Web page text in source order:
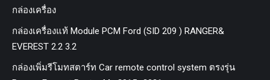
กล่องเครื่อง
กล่องเครื่องแท้ Module PCM Ford (SID 209 ) RANGER&
EVEREST 2.2 3.2
กล่องเพิ่มรีโมทสตาร์ท Car remote control system ตรงรุ่น